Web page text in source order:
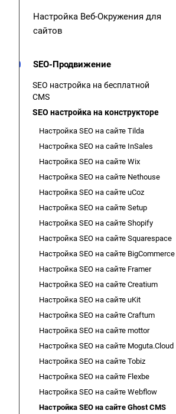
Настройка Веб-Окружения для
сайтов
SEO-Продвижение
SEO настройка на бесплатной
CMS
SEO настройка на конструкторе
Настройка SEO на сайте Tilda
Настройка SEO на сайте InSales
Настройка SEO на сайте Wix
Настройка SEO на сайте Nethouse
Настройка SEO на сайте uCoz
Настройка SEO на сайте Setup
Настройка SEO на сайте Shopify
Настройка SEO на сайте Squarespace
Настройка SEO на сайте BigCommerce
Настройка SEO на сайте Framer
Настройка SEO на сайте Creatium
Настройка SEO на сайте uKit
Настройка SEO на сайте Craftum
Настройка SEO на сайте mottor
Настройка SEO на сайте Moguta.Cloud
Настройка SEO на сайте Tobiz
Настройка SEO на сайте Flexbe
Настройка SEO на сайте Webflow
Настройка SEO на сайте Ghost CMS